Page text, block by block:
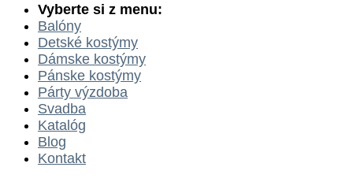
Vyberte si z menu:
Balóny
Detské kostýmy
Dámske kostýmy
Pánske kostýmy
Párty výzdoba
Svadba
Katalóg
Blog
Kontakt